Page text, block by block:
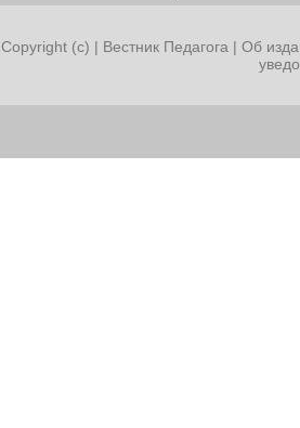
Copyright (c) | Вестник Педагога | Об